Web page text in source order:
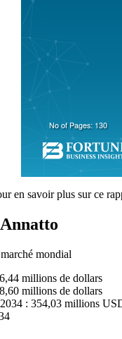
en savoir plus sur ce
mondial
millions de dollars
millions de dollars
: 354,03 millions